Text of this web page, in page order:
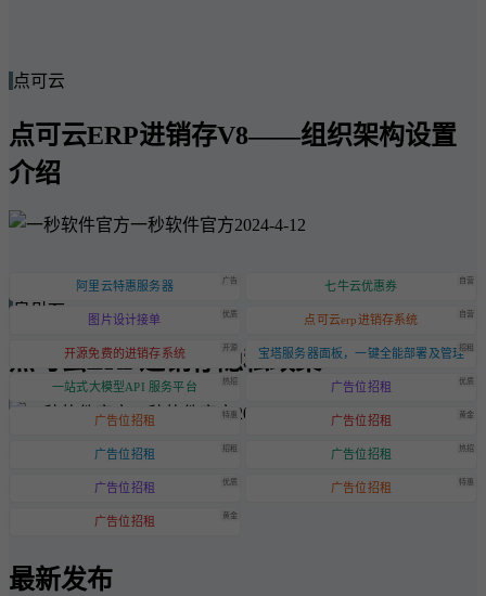
点可云
点可云ERP进销存V8——组织架构设置
介绍
一秒软件官方2024-4-12
点可云
点可云ERP进销存隐私政策
一秒软件官方2024-6-20
阿里云特惠服务器 广告 七牛云优惠券 自营
图片设计接单 优质 点可云erp进销存系统 自营
开源免费的进销存系统 开源 宝塔服务器面板，一键全能部署及管理招租
一站式大模型API 服务平台 热招 广告位招租 优质
广告位招租 特惠 广告位招租 黄金
广告位招租 招租 广告位招租 热招
广告位招租 优质 广告位招租 特惠
广告位招租 黄金
最新发布